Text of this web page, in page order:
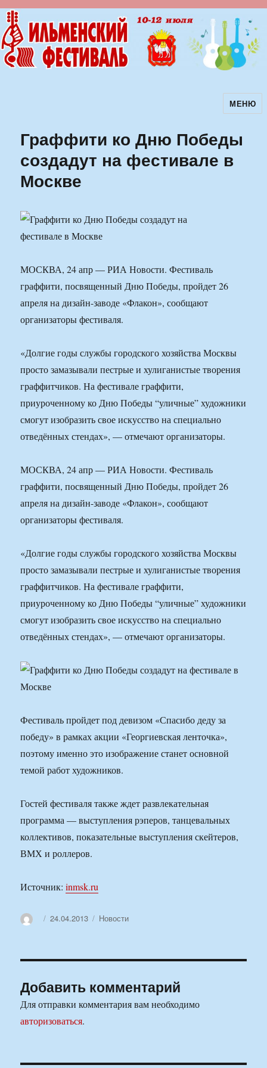
Ильменский фестиваль авторскойМЕНЮ
Граффити ко Дню Победы
создадут на фестивале в
Москве
МОСКВА, 24 апр — РИА Новости. Фестиваль
граффити, посвященный Дню Победы, пройдет 26
апреля на дизайн-заводе «Флакон», сообщают
организаторы фестиваля.
«Долгие годы службы городского хозяйства Москвы
просто замазывали пестрые и хулиганистые творения
граффитчиков. На фестивале граффити,
приуроченному ко Дню Победы “уличные” художники
смогут изобразить свое искусство на специально
отведённых стендах», — отмечают организаторы.
МОСКВА, 24 апр — РИА Новости. Фестиваль
граффити, посвященный Дню Победы, пройдет 26
апреля на дизайн-заводе «Флакон», сообщают
организаторы фестиваля.
«Долгие годы службы городского хозяйства Москвы
просто замазывали пестрые и хулиганистые творения
граффитчиков. На фестивале граффити,
приуроченному ко Дню Победы “уличные” художники
смогут изобразить свое искусство на специально
отведённых стендах», — отмечают организаторы.
Фестиваль пройдет под девизом «Спасибо деду за
победу» в рамках акции «Георгиевская ленточка»,
поэтому именно это изображение станет основной
темой работ художников.
Гостей фестиваля также ждет развлекательная
программа — выступления рэперов, танцевальных
коллективов, показательные выступления скейтеров,
ВМХ и роллеров.
Источник:inmsk.ru
АвторОпубликовано
24.04.2013 Рубрики
Новости
Добавить комментарий
Для отправки комментария вам необходимо
авторизоваться.